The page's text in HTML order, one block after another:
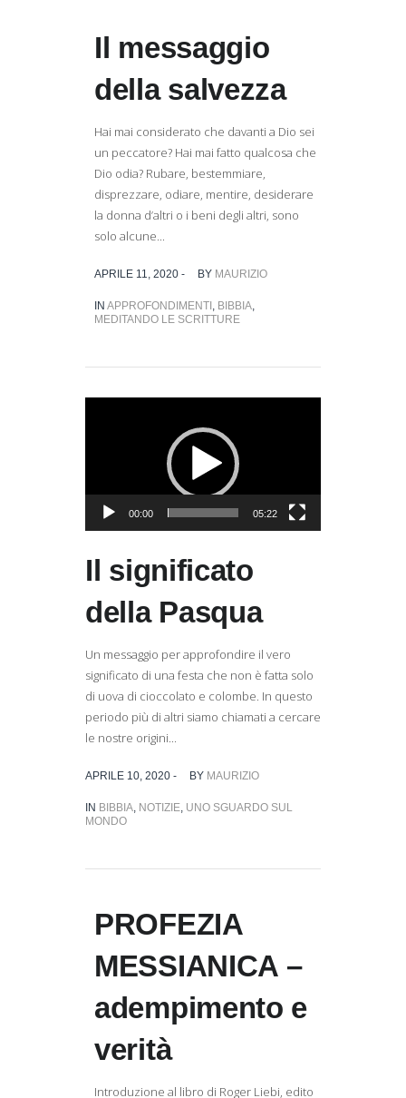
Il messaggio
della salvezza
Hai mai considerato che davanti a Dio sei
un peccatore? Hai mai fatto qualcosa che
Dio odia? Rubare, bestemmiare,
disprezzare, odiare, mentire, desiderare
la donna d’altri o i beni degli altri, sono
solo alcune...
APRILE 11, 2020 - BY MAURIZIO
IN APPROFONDIMENTI, BIBBIA,
MEDITANDO LE SCRITTURE
00:00 05:22
Il significato
della Pasqua
Un messaggio per approfondire il vero
significato di una festa che non è fatta solo
di uova di cioccolato e colombe. In questo
periodo più di altri siamo chiamati a cercare
le nostre origini...
APRILE 10, 2020 - BY MAURIZIO
IN BIBBIA, NOTIZIE, UNO SGUARDO SUL
MONDO
PROFEZIA
MESSIANICA –
adempimento e
verità
Introduzione al libro di Roger Liebi, edito